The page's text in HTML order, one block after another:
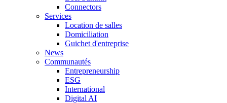
Connectors
Services
Location de salles
Domiciliation
Guichet d'entreprise
News
Communautés
Entrepreneurship
ESG
International
Digital AI